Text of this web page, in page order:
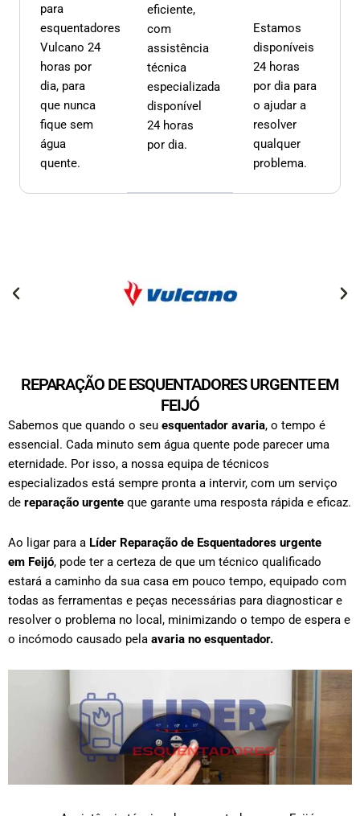
para
esquentadores
Vulcano 24
horas por
dia, para
que nunca
fique sem
água
quente.
eficiente,
com
assistência
técnica
especializada
disponível
24 horas
por dia.
Estamos
disponíveis
24 horas
por dia para
o ajudar a
resolver
qualquer
problema.
REPARAÇÃO DE ESQUENTADORES URGENTE EM
FEIJÓ
Sabemos que quando o seu esquentador avaria, o tempo é
essencial. Cada minuto sem água quente pode parecer uma
eternidade. Por isso, a nossa equipa de técnicos
especializados está sempre pronta a intervir, com um serviço
de reparação urgente que garante uma resposta rápida e eficaz.
Ao ligar para a Líder Reparação de Esquentadores urgente
em Feijó, pode ter a certeza de que um técnico qualificado
estará a caminho da sua casa em pouco tempo, equipado com
todas as ferramentas e peças necessárias para diagnosticar e
resolver o problema no local, minimizando o tempo de espera e
o incómodo causado pela avaria no esquentador.